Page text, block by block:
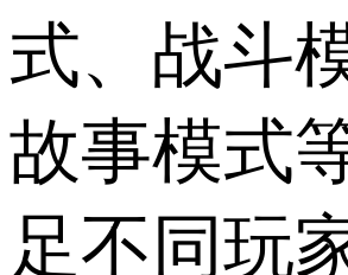
式、战斗
故事模式
足不同玩